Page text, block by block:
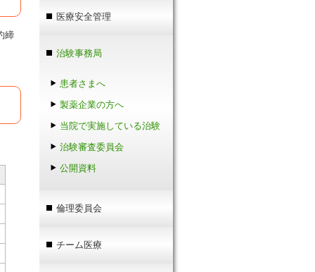
医療安全管理
治験事務局
患者さまへ
製薬企業の方へ
当院で実施している治験
治験審査委員会
公開資料
倫理委員会
チーム医療